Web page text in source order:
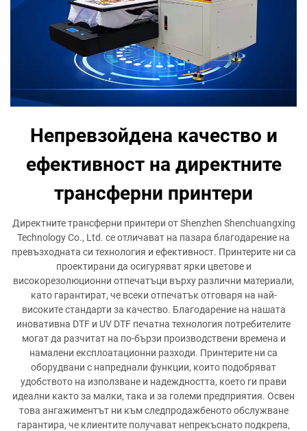
Непревзойдена качество и
ефективност на директните
трансферни принтери
Директните трансферни принтери от Shenzhen Shenchuangxing
Technology Co., Ltd. се отличават на пазара благодарение на
превъзходната си технология и ефективност. Принтерите ни са
проектирани да осигуряват ярки цветове и
високорезолюционни отпечатъци върху различни материали,
като гарантират, че всеки отпечатък отговаря на най-
високите стандарти за качество. Благодарение на нашата
иновативна DTF и UV DTF печатна технология потребителите
могат да разчитат на по-бързи производствени времена и
намалени експлоатационни разходи. Принтерите ни са
оборудвани с напреднали функции, които подобряват
удобството на използване и надеждността, което ги прави
идеални както за малки, така и за големи предприятия. Освен
това ангажиментът ни към следпродажбеното обслужване
гарантира, че клиентите получават непрекъснато подкрепа,